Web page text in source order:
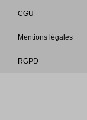
CGU
Mentions légales
RGPD